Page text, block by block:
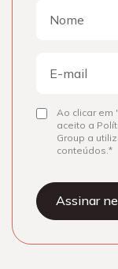
mail
ConsentirAo clicar em
aceito a
Group a
conteúdos.